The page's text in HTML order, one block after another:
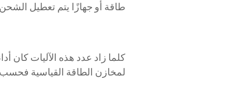
طاقة أو جهازًا يتم تعطيل
كلما زاد عدد هذه الآليات كان
لمخازن الطاقة القياسية